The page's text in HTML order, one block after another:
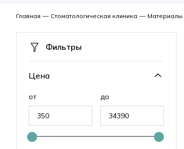
Главная — Стоматологическая клиника — Материалы
Фильтры
Цена
от до